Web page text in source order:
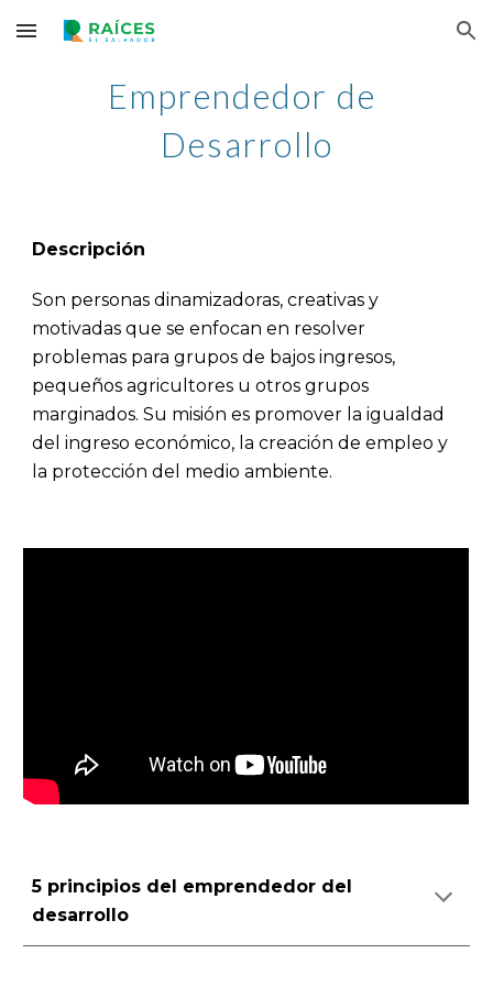
Skip to main content Skip to navigation
Emprendedor de
Desarrollo
Descripción
Son personas dinamizadoras, creativas y
motivadas que se enfocan en resolver
problemas para grupos de bajos ingresos,
pequeños agricultores u otros grupos
marginados. Su misión es promover la igualdad
del ingreso económico, la creación de empleo y
la protección del medio ambiente.
5 principios del emprendedor del
desarrollo